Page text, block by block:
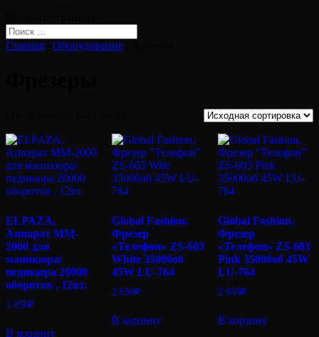
Главная Оборудование
ELPAZA,
Аппарат MM-
2000 для
маникюра/
педикюра 20000
оборотов , 12вт.
1 850₽
В корзину
Global Fashion,
Фрезер
«Телефон» ZS-603
White 35000об
45W LU-764
2 650₽
В корзину
Global Fashion,
Фрезер
«Телефон» ZS-603
Pink 35000об 45W
LU-764
2 650₽
В корзину